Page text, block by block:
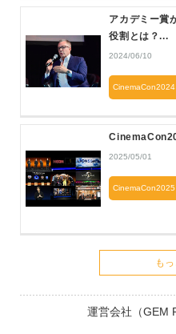
アカデミー賞
役割とは？...
2024/06/10
2025/05/01
も
運営会社（GEM